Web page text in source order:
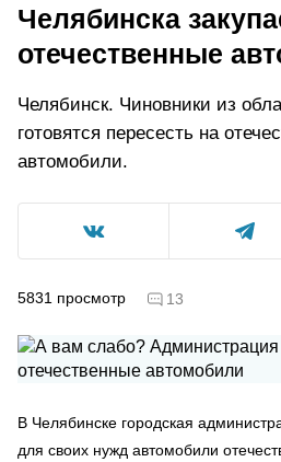
Челябинска
отечественные
Челябинск. Чиновники из
готовятся пересесть на
автомобили.
5831 просмотр 13
В Челябинске городская
для своих нужд автомобили